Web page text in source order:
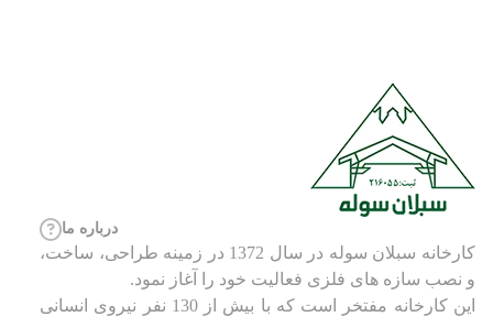
درباره ما
کارخانه سبلان سوله در سال 1372 در زمینه طراحی، ساخت،
و نصب سازه های فلزی فعالیت خود را آغاز نمود.
این کارخانه مفتخر است که با بیش از 130 نفر نیروی انسانی